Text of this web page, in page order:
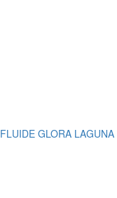
FLUIDE GLORA LAGUNA